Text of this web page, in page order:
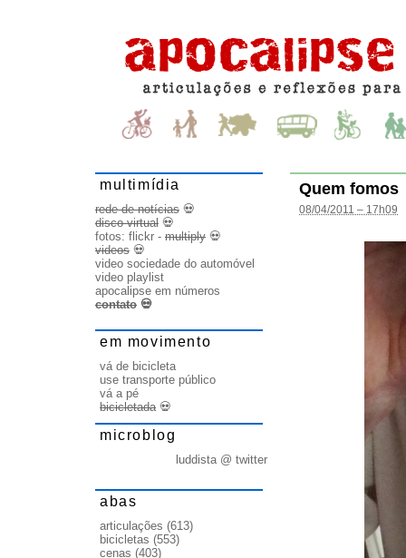
Quem fomos
08/04/2011 – 17h09
multimídia
rede de notícias 💀
disco virtual 💀
fotos: flickr - multiply 💀
videos 💀
video sociedade do automóvel
video playlist
apocalipse em números
contato 💀
em movimento
vá de bicicleta
use transporte público
vá a pé
bicicletada💀
microblog
luddista @ twitter
abas
articulações (613)
bicicletas (553)
cenas (403)